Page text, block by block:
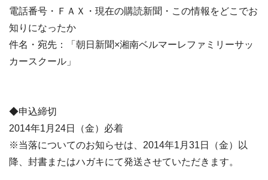
電話番号・ＦＡＸ・現在の購読新聞・この情報をどこでお
知りになったか
件名・宛先：「朝日新聞×湘南ベルマーレファミリーサッ
カースクール」
◆申込締切
2014年1月24日（金）必着
※当落についてのお知らせは、2014年1月31日（金）以
降、封書またはハガキにて発送させていただきます。